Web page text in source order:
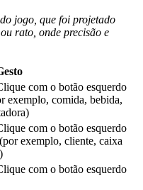
jogo, que foi projetado
rato, onde precisão e
com o botão esquerdo
exemplo, comida, bebida,
com o botão esquerdo
exemplo, cliente, caixa
com o botão esquerdo